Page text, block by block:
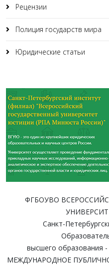
Рецензии
Полиция государств мира
Юридические статьи
ФГБОУВО
Санкт-
высшего образования
МЕЖДУНАРОДНОЕ